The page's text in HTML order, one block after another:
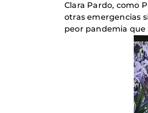
Clara Pardo, como
otras emergencias
peor pandemia